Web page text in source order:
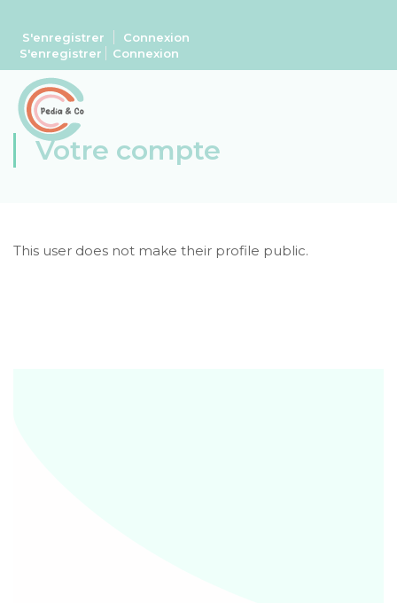
S'enregistrer
Connexion
S'enregistrer
Connexion
Votre compte
This user does not make their profile public.